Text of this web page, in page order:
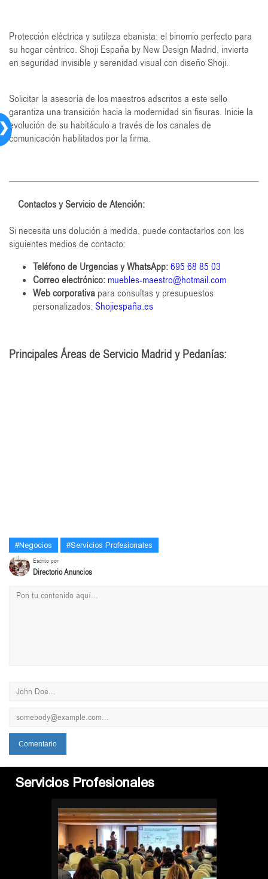
Protección eléctrica y sutileza ebanista: el binomio perfecto para
su hogar céntrico. Shoji España by New Design Madrid, invierta
en seguridad invisible y serenidad visual con diseño Shoji.
Solicitar la asesoría de los maestros adscritos a este sello
garantiza una transición hacia la modernidad sin fisuras. Inicie la
evolución de su habitáculo a través de los canales de
comunicación habilitados por la firma.
Contactos y Servicio de Atención:
Si necesita uns dolución a medida, puede contactarlos con los
siguientes medios de contacto:
Teléfono de Urgencias y WhatsApp:695 68 85 03
Correo electrónico: muebles-maestro@hotmail.com
Web corporativa para consultas y presupuestos
personalizados: Shojiespaña.es
Principales Áreas de Servicio Madrid y Pedanías:
#Negocios #Servicios Profesionales
Escrito por
Directorio Anuncios
Servicios Profesionales